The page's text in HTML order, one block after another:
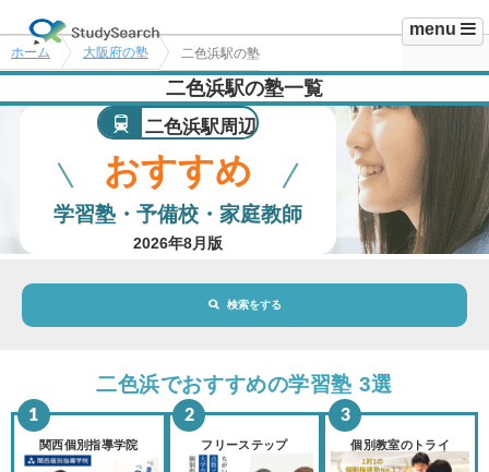
menu
ホーム 大阪府の塾 二色浜駅の塾
二色浜駅の塾一覧
二色浜駅周辺
おすすめ
学習塾・予備校・家庭教師
2026年8月版
検索をする
地域・駅 二色浜駅
選択されていません
二色浜でおすすめの学習塾 3選
関西個別指導学院 フリーステップ 個別教室のトライ